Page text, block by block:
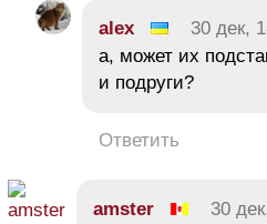
alex 30 дек,
а, может их
и подруги?
Ответить
amster 30